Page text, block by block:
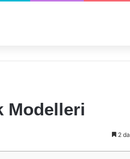
Modelleri
2